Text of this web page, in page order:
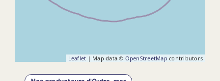
Leaflet | Map data © OpenStreetMap contributors